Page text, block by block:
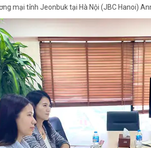
thời gian tới sẽ tiếp tục các hoạt động trao
thực.
các dự án hợp tác giữa Việt Nam và Jeonbuk
ngày cuối tháng 5/2024, Hội Cấp Thoát nước
mại tỉnh Jeonbuk tại Hà Nội (JBC Hanoi)